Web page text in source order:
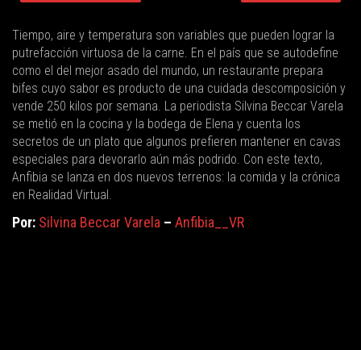
Tiempo, aire y temperatura son variables que pueden lograr la
putrefacción virtuosa de la carne. En el país que se autodefine
como el del mejor asado del mundo, un restaurante prepara
bifes cuyo sabor es producto de una cuidada descomposición y
vende 250 kilos por semana. La periodista Silvina Beccar Varela
se metió en la cocina y la bodega de Elena y cuenta los
secretos de un plato que algunos prefieren mantener en cavas
especiales para devorarlo aún más podrido. Con este texto,
Anfibia se lanza en dos nuevos terrenos: la comida y la crónica
en Realidad Virtual.
Por: Silvina Beccar Varela – Anfibia__VR